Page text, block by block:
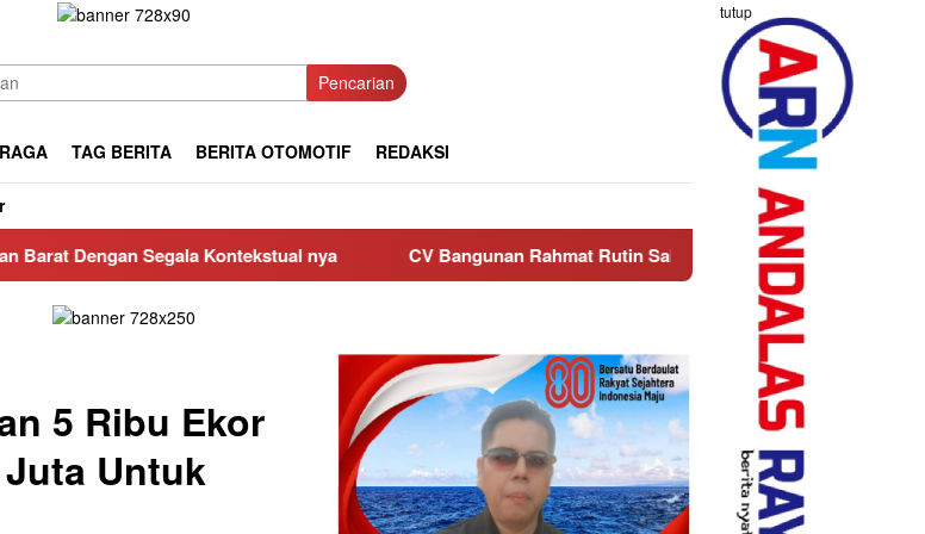
tutup
Pencarian
TAG BERITA BERITA OTOMOTIF REDAKSI
Kontekstual nya CV Bangunan Rahmat Rutin Salurkan Bantuan ke Anak Yatim di Masjid Nurul
5 Ribu Ekor
Untuk